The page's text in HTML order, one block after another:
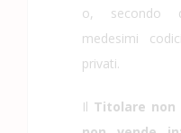
o, secondo
medesimi
privati.
Il Titolare non